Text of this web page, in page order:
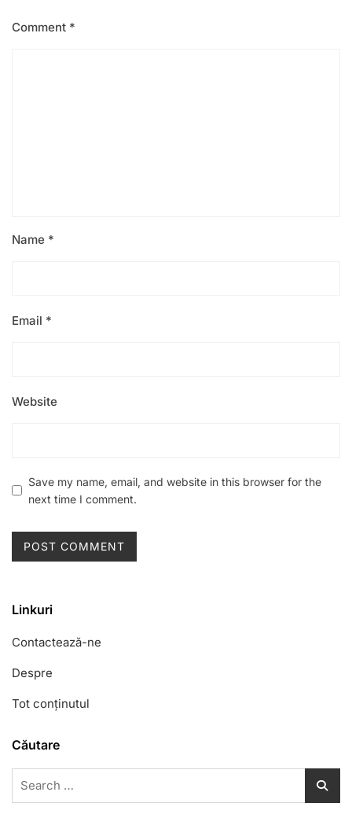
Comment *
Name *
Email *
Website
Save my name, email, and website in this browser for the
next time I comment.
Linkuri
Contactează-ne
Despre
Tot conținutul
Căutare